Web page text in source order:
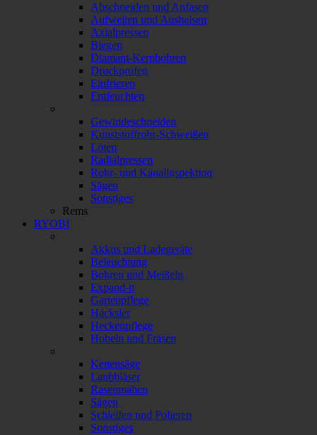
Abschneiden und Anfasen
Aufweiten und Aushalsen
Axialpressen
Biegen
Diamant-Kernbohren
Druckprüfen
Einfrieren
Entfeuchten
Gewindeschneiden
Kunststoffrohr-Schweißen
Löten
Radialpressen
Rohr- und Kanalinspektion
Sägen
Sonstiges
Rems
RYOBI
Akkus und Ladegeräte
Beleuchtung
Bohren und Meißeln
Expand-it
Gartenpflege
Häcksler
Heckenpflege
Hobeln und Fräsen
Kettensäge
Laubbläser
Rasenmähen
Sägen
Schleifen und Polieren
Sonstiges